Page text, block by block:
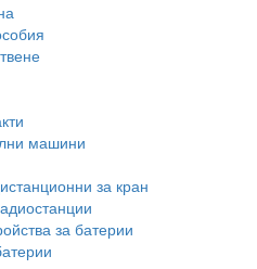
машини
за кран
за батерии